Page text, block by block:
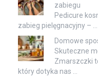
zabiegu
Pedicure
zabieg pielęgnacyjny – …
Domowe
Skuteczne
Zmarszczki
który dotyka nas …